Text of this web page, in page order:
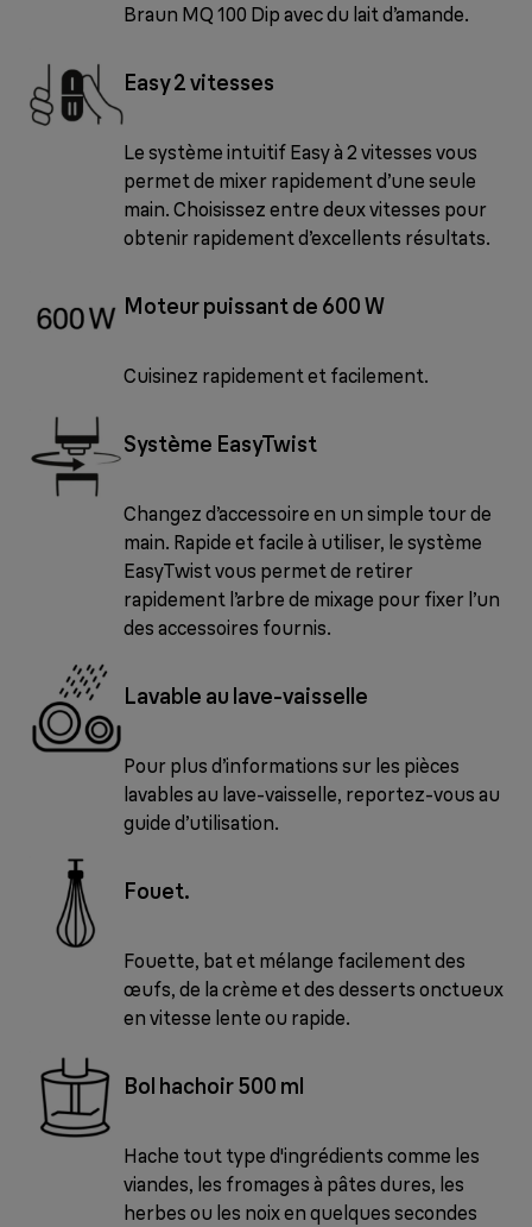
Braun MQ 100 Dip avec du lait d’amande.
Easy 2 vitesses
Le système intuitif Easy à 2 vitesses vous
permet de mixer rapidement d’une seule
main. Choisissez entre deux vitesses pour
obtenir rapidement d’excellents résultats.
Moteur puissant de 600 W
Cuisinez rapidement et facilement.
Système EasyTwist
Changez d’accessoire en un simple tour de
main. Rapide et facile à utiliser, le système
EasyTwist vous permet de retirer
rapidement l’arbre de mixage pour fixer l’un
des accessoires fournis.
Lavable au lave-vaisselle
Pour plus d’informations sur les pièces
lavables au lave-vaisselle, reportez-vous au
guide d’utilisation.
Fouet.
Fouette, bat et mélange facilement des
œufs, de la crème et des desserts onctueux
en vitesse lente ou rapide.
Bol hachoir 500 ml
Hache tout type d'ingrédients comme les
viandes, les fromages à pâtes dures, les
herbes ou les noix en quelques secondes